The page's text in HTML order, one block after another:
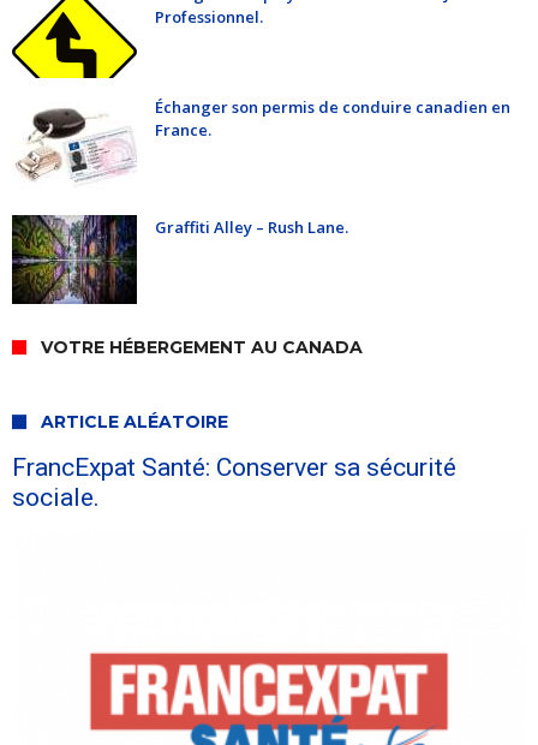
Professionnel.
Échanger son permis de conduire canadien en
France.
Graffiti Alley – Rush Lane.
VOTRE HÉBERGEMENT AU CANADA
ARTICLE ALÉATOIRE
FrancExpat Santé: Conserver sa sécurité
sociale.